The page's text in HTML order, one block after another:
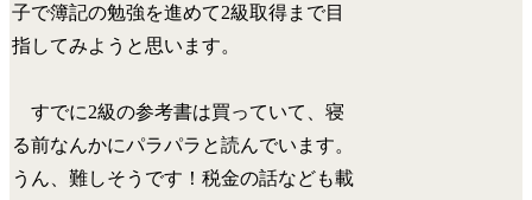
子で簿記の勉強を進めて2級取得まで目
指してみようと思います。
すでに2級の参考書は買っていて、寝
る前なんかにパラパラと読んでいます。
うん、難しそうです！税金の話なども載